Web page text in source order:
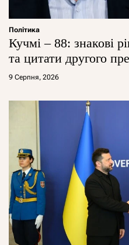
Політика
Кучмі – 88: знакові
та цитати другого
9 Серпня, 2026